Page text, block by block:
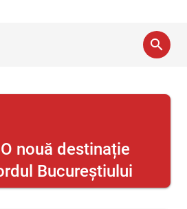
search
nouă destinație
Bucureștiului